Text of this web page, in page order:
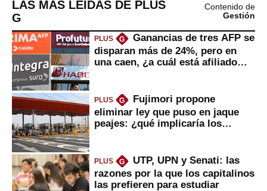
LAS MÁS LEÍDAS DE PLUS
G
Contenido de
Gestión
PLUS G
Ganancias de tres AFP se
disparan más de 24%, pero en
una caen, ¿a cuál está afiliado
PLUS G
Fujimori propone
eliminar ley que puso en jaque
peajes: ¿qué implicaría los
PLUS G
UTP, UPN y Senati: las
razones por la que los capitalinos
las prefieren para estudiar